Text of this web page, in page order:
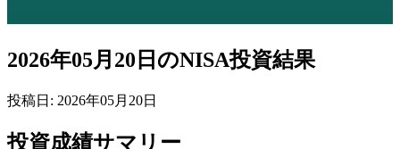
2026年05月20日のNISA投資結果
投稿日: 2026年05月20日
投資成績サマリー